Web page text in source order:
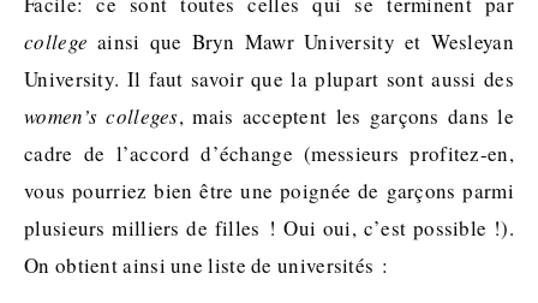
college ainsi que Bryn Mawr University et Wesleyan
University. Il faut savoir que la plupart sont aussi des
women’s colleges, mais acceptent les garçons dans le
cadre de l’accord d’échange (messieurs profitez-en,
vous pourriez bien être une poignée de garçons parmi
plusieurs milliers de filles ! Oui oui, c’est possible !).
On obtient ainsi une liste de universités :